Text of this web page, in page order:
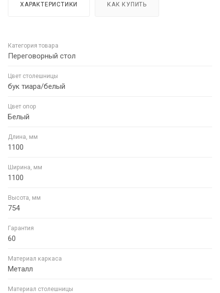
ХАРАКТЕРИСТИКИ КАК КУПИТЬ
Категория товара
Переговорный стол
Цвет столешницы
бук тиара/белый
Цвет опор
Белый
Длина, мм
1100
Ширина, мм
1100
Высота, мм
754
Гарантия
60
Материал каркаса
Металл
Материал столешницы